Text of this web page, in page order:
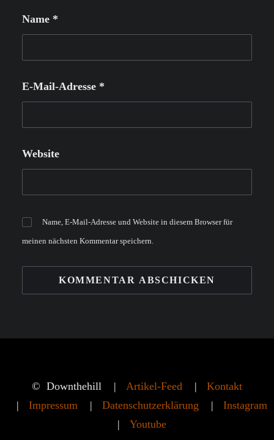
Name *
E-Mail-Adresse *
Website
Name, E-Mail-Adresse und Website in diesem Browser für
meinen nächsten Kommentar speichern.
© Downthehill Artikel-Feed
Kontakt
Impressum
Datenschutzerklärung
Instagram
Youtube